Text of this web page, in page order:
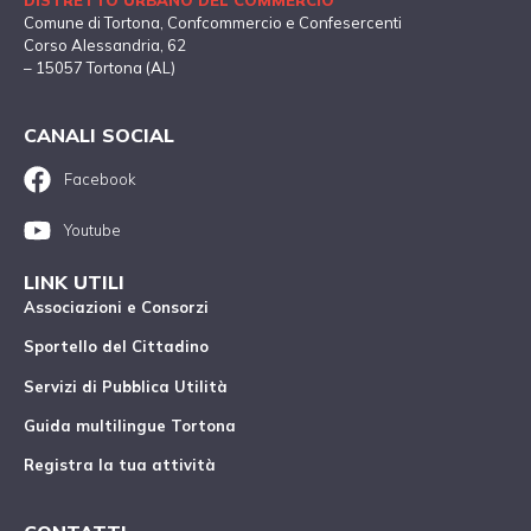
Comune di Tortona , Confcommercio e Confesercenti
Corso Alessandria, 62
– 15057 Tortona (AL)
CANALI SOCIAL
Facebook
Youtube
LINK UTILI
Associazioni e Consorzi
Sportello del Cittadino
Servizi di Pubblica Utilità
Guida multilingue Tortona
Registra la tua attività